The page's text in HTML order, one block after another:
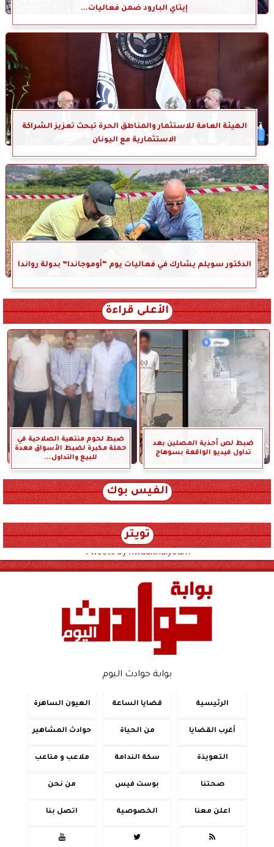
إيتاي البارود ضمن فعاليات...
الهيئة العامة للاستثمار والمناطق الحرة تبحث تعزيز الشراكة
الاستثمارية مع اليونان
الدكتور سويلم يشارك في فعاليات يوم “أوموجاندا” بدولة رواندا
الأعلى قراءة
ضبط لص أحذية المصلين بعد
تداول فيديو الواقعة بسوهاج
ضبط لحوم منتهية الصلاحية في
حملة مكبرة لضبط الأسواق معدة
للبيع والتداول...
الفيس بوك
تويتر
Tweets by hwadithalyoum
بوابة حوادث اليوم
الرئيسية قضايا الساعة العيون الساهرة
أغرب القضايا من الحياة حوادث المشاهير
التعويذة سكة الندامة ملاعب و متاعب
صحتنا بوست فيس من نحن
اعلن معنا الخصوصية اتصل بنا


